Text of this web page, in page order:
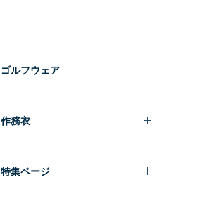
ゴルフウェア
作務衣
特集ページ